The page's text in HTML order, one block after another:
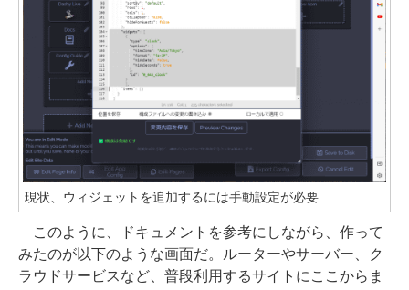
現状、ウィジェットを追加するには手動設定が必要
このように、ドキュメントを参考にしながら、作って
みたのが以下のような画面だ。ルーターやサーバー、ク
ラウドサービスなど、普段利用するサイトにここからま